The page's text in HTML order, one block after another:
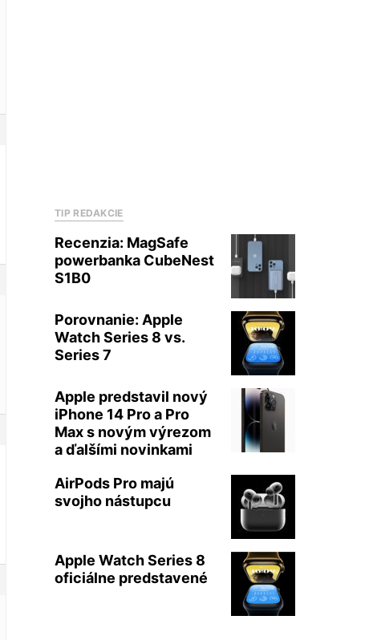
TIP REDAKCIE
Recenzia: MagSafe
powerbanka CubeNest
S1B0
Porovnanie: Apple
Watch Series 8 vs.
Series 7
Apple predstavil nový
iPhone 14 Pro a Pro
Max s novým výrezom
a ďalšími novinkami
AirPods Pro majú
svojho nástupcu
Apple Watch Series 8
oficiálne predstavené